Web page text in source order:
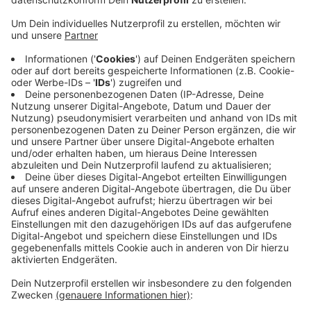
Anzeige
Demnach ist der Unfall bereits am Samstag (13.04.)
passiert. Der 83-Jährige war laut Polizei gegen 18 Uhr
mit seinem Pedelec auf der Straße An der
Buschschmitt Richtung Willich unterwegs. Im
Kreuzungsbereich Hardter Feld sei er mit einer von
rechts kommenden Autofahrerin zusammengestoßen
und dabei schwer verletzt worden. Die etwa 65-jährige
Frau habe kurz nach ihm gesehen, sei dann aber
weitergefahren. Die Polizei sucht Zeugen. Hinweise
nimmt sie unter folgender Telefonnummer entgegen:
022162 377-0
Anzeige